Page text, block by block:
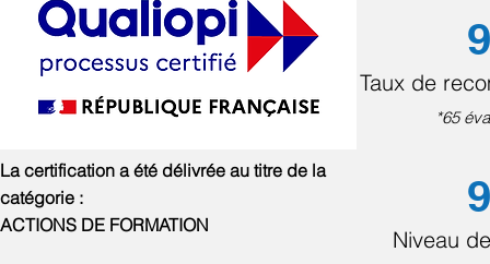
La certification a été délivrée au titre de la
catégorie :
ACTIONS DE FORMATION
Taux de
*65
Niveau